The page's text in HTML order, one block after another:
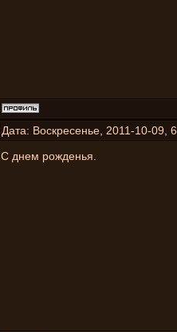
Дата: Воскресенье, 2011-10-
С днем рожденья.